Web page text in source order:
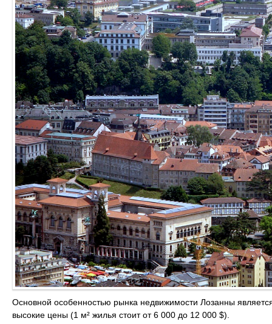
Основной особенностью рынка недвижимости Лозанны
высокие цены (1 м² жилья стоит от 6 000 до 12 000 $).